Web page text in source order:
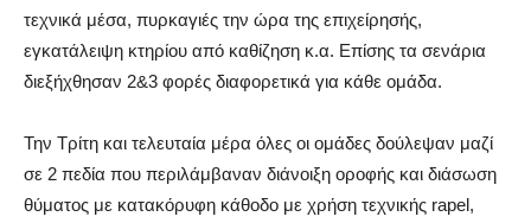
τεχνικά μέσα, πυρκαγιές την ώρα της επιχείρησής,
εγκατάλειψη κτηρίου από καθίζηση κ.α. Επίσης τα σενάρια
διεξήχθησαν 2&3 φορές διαφορετικά για κάθε ομάδα.
Την Τρίτη και τελευταία μέρα όλες οι ομάδες δούλεψαν μαζί
σε 2 πεδία που περιλάμβαναν διάνοιξη οροφής και διάσωση
θύματος με κατακόρυφη κάθοδο με χρήση τεχνικής rapel,